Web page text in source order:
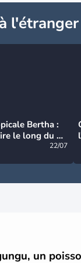
l'étranger
Bertha :
le long du du
22/07
un